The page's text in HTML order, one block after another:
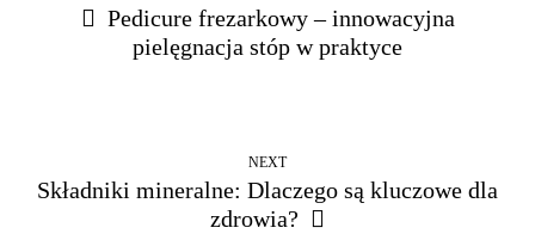
Pedicure frezarkowy – innowacyjna
pielęgnacja stóp w praktyce
NEXT
Składniki mineralne: Dlaczego są kluczowe dla
zdrowia?